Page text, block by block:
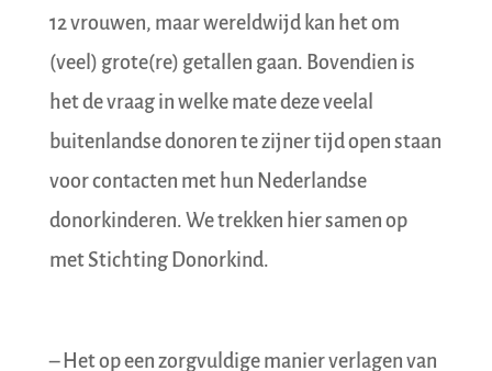
12 vrouwen, maar wereldwijd kan het om
(veel) grote(re) getallen gaan. Bovendien is
het de vraag in welke mate deze veelal
buitenlandse donoren te zijner tijd open staan
voor contacten met hun Nederlandse
donorkinderen. We trekken hier samen op
met Stichting Donorkind.
– Het op een zorgvuldige manier verlagen van